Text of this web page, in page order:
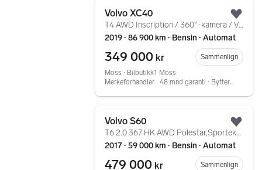
Volvo XC40
T4 AWD Inscription / 360°-kamera / Varmer med timer
2019 ∙ 86 900 km ∙ Bensin ∙ Automat
349 000 kr
Sammenlign
Moss ∙ Bilbutikk1 Moss
Merkeforhandler ∙ 48 mnd garanti ∙ Bytterett
Volvo S60
T6 2.0 367 HK AWD Polestar,Sporteksos,lav km,unik
2017 ∙ 59 000 km ∙ Bensin ∙ Automat
479 000 kr Sammenlign